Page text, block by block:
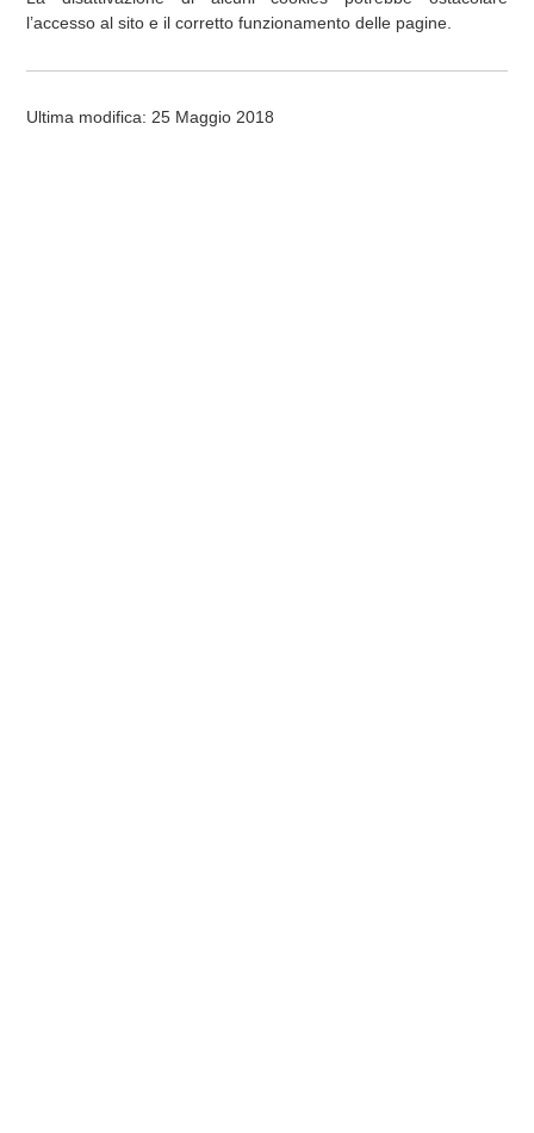
l’accesso al sito e il corretto funzionamento delle pagine.
Ultima modifica: 25 Maggio 2018